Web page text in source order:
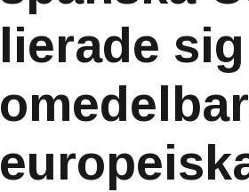
lierade